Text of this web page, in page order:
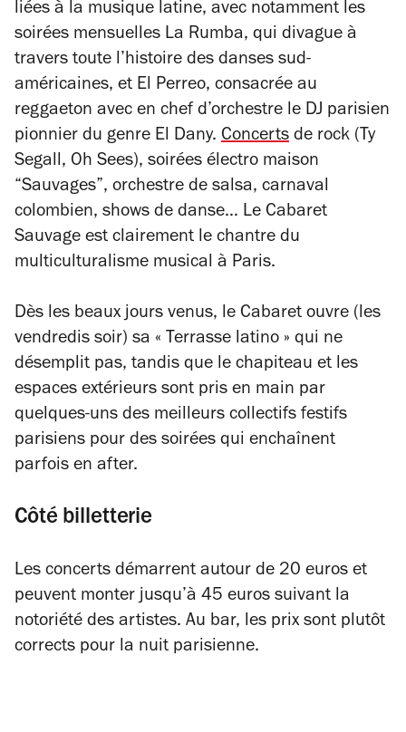
liées à la musique latine, avec notamment les
soirées mensuelles La Rumba, qui divague à
travers toute l’histoire des danses sud-
américaines, et El Perreo, consacrée au
reggaeton avec en chef d’orchestre le DJ parisien
pionnier du genre El Dany. Concerts de rock (Ty
Segall, Oh Sees), soirées électro maison
“Sauvages”, orchestre de salsa, carnaval
colombien, shows de danse… Le Cabaret
Sauvage est clairement le chantre du
multiculturalisme musical à Paris.
Dès les beaux jours venus, le Cabaret ouvre (les
vendredis soir) sa « Terrasse latino » qui ne
désemplit pas, tandis que le chapiteau et les
espaces extérieurs sont pris en main par
quelques-uns des meilleurs collectifs festifs
parisiens pour des soirées qui enchaînent
parfois en after.
Côté billetterie
Les concerts démarrent autour de 20 euros et
peuvent monter jusqu’à 45 euros suivant la
notoriété des artistes. Au bar, les prix sont plutôt
corrects pour la nuit parisienne.